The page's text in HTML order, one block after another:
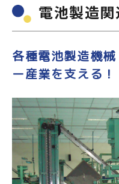
電池製造
各種電池製造機
ー産業を支える！